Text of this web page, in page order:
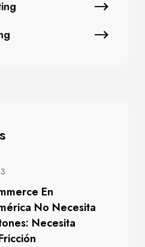
En
No Necesita
Necesita